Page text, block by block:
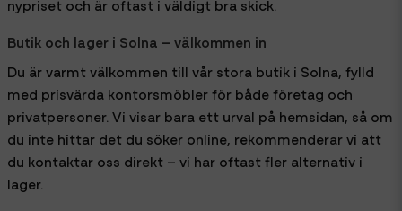
nypriset och är oftast i väldigt bra skick.
Butik och lager i Solna – välkommen in
Du är varmt välkommen till vår stora butik i Solna, fylld
med prisvärda kontorsmöbler för både företag och
privatpersoner. Vi visar bara ett urval på hemsidan, så om
du inte hittar det du söker online, rekommenderar vi att
du kontaktar oss direkt – vi har oftast fler alternativ i
lager.